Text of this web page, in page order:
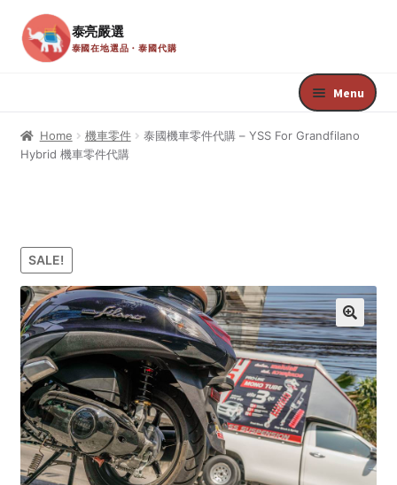
Skip
Skip
泰亮嚴選
泰國在地選品・泰國代購
Menu
Home
Update Billing Card
Welcome
Your Membership
Register
Welcome
Home 機車零件
泰國機車零件代購 – YSS For Grandfilano
Hybrid 機車零件代購
SALE!
🔍